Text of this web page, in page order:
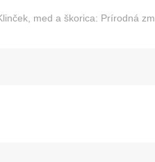
med a škorica: Prírodná